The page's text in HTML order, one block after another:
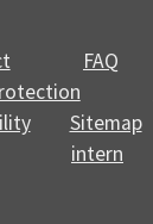
FAQ
Sitemap
intern